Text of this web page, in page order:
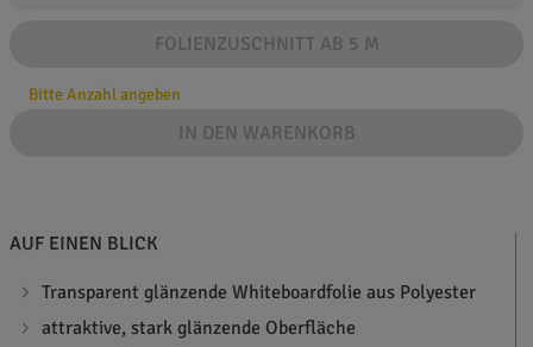
FOLIENZUSCHNITT AB 5 M
Bitte Anzahl angeben
IN DEN WARENKORB
AUF EINEN BLICK
Transparent glänzende Whiteboardfolie aus Polyester
attraktive, stark glänzende Oberfläche